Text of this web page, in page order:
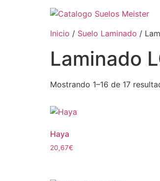
Inicio / Suelo Laminado /
Laminado
Mostrando 1–16 de 17
Haya
20,67€